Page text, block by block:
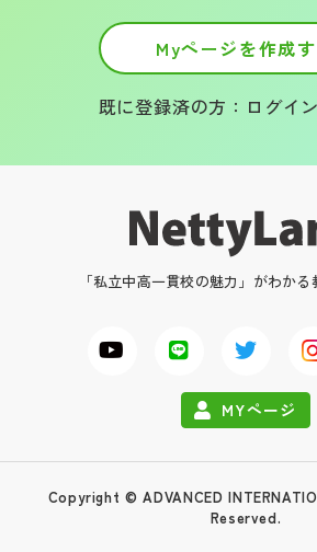
Myページを作成
既に登録済の方：ログイ
「私立中高一貫校の魅力」がわか
MYページ
Copyright © ADVANCED
Reserved.